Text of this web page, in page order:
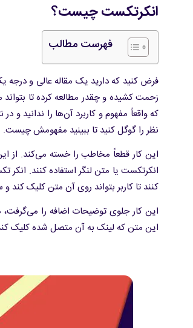
انکرتکست چیست؟
فهرست مطالب
زحمت کشیده و چقدر مطالعه کرده تا
که واقعاً مفهوم و کاربرد آن‌ها را ندانید
نظر را گوگل کنید تا ببینید مفهومش چیست.
این کار قطعاً مخاطب را خسته می‌کند. از
انکرتکست یا متن لنگر استفاده کنند.
کنند تا کاربر بتواند روی آن متن کلیک
این کار جلوی توضیحات اضافه را
این متن که لینک به آن متصل شده کلیک